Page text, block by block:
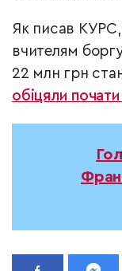
Як писав КУРС,
вчителям
22 млн грн
обіцяли